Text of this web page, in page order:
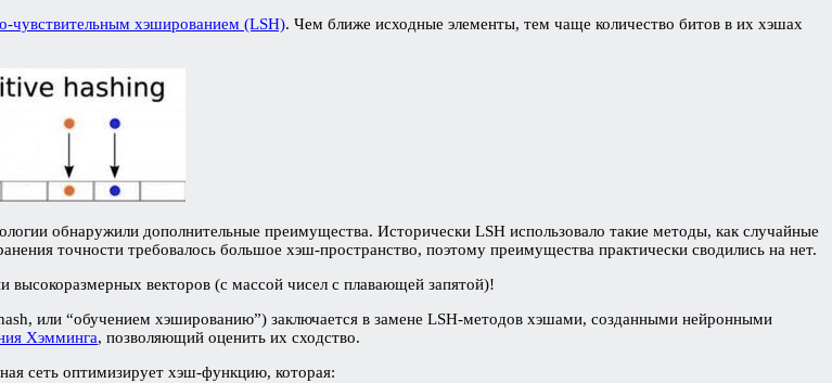
чувствительным хэшированием (LSH). Чем ближе исходные элементы, тем чаще количество битов в их хэшах
обнаружили дополнительные преимущества. Исторически LSH использовало такие методы, как случайные
точности требовалось большое хэш-пространство, поэтому преимущества практически сводились на нет.
высокоразмерных векторов (с массой чисел с плавающей запятой)!
или “обучением хэшированию”) заключается в замене LSH-методов хэшами, созданными нейронными
Хэмминга, позволяющий оценить их сходство.
сеть оптимизирует хэш-функцию, которая: